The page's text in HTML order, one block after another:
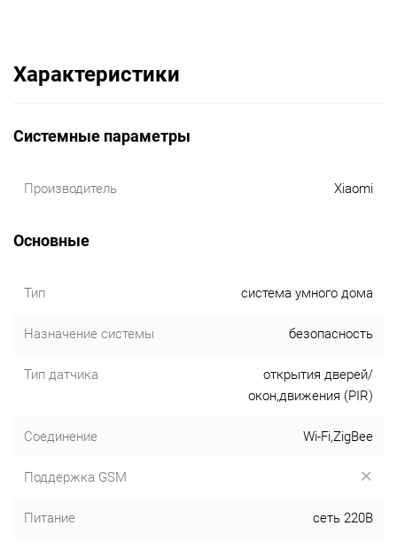
Характеристики
Системные параметры
Производитель Xiaomi
Основные
Тип система умного дома
Назначение системы безопасность
Тип датчика
открытия дверей/
окон,движения (PIR)
Соединение Wi-Fi,ZigBee
Поддержка GSM
Питание сеть 220В